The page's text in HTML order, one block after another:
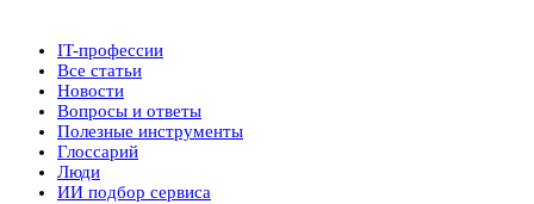
IT-профессии
Все статьи
Новости
Вопросы и ответы
Полезные инструменты
Глоссарий
Люди
ИИ подбор сервиса